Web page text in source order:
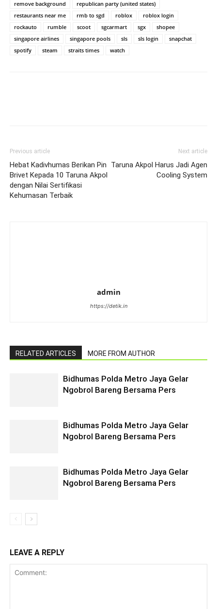
remove background
republican party (united states)
restaurants near me
rmb to sgd roblox
roblox login
rockauto
rumble scoot sgcarmart sgx
shopee
singapore airlines
singapore pools sls sls login
snapchat
spotify
steam straits times watch
Previous article
Hebat Kadivhumas Berikan Pin
Brivet Kepada 10 Taruna Akpol
dengan Nilai Sertifikasi
Kehumasan Terbaik
Next article
Taruna Akpol Harus Jadi Agen
Cooling System
admin
https://detik.in
RELATED ARTICLES MORE FROM AUTHOR
Bidhumas Polda Metro Jaya Gelar
Ngobrol Bareng Bersama Pers
Bidhumas Polda Metro Jaya Gelar
Ngobrol Bareng Bersama Pers
Bidhumas Polda Metro Jaya Gelar
Ngobrol Bareng Bersama Pers
LEAVE A REPLY